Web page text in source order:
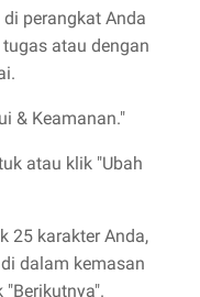
perangkat Anda
atau dengan
& Keamanan."
atau klik "Ubah
25 karakter Anda,
dalam kemasan